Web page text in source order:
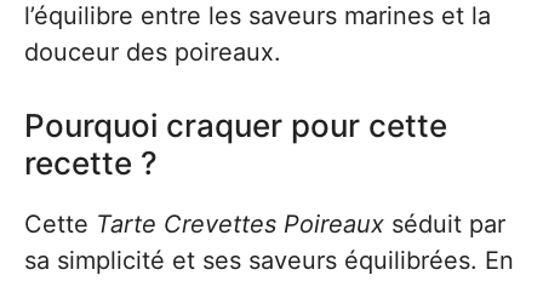
l’équilibre entre les saveurs marines et la
douceur des poireaux.
Pourquoi craquer pour cette
recette ?
Cette Tarte Crevettes Poireaux séduit par
sa simplicité et ses saveurs équilibrées. En